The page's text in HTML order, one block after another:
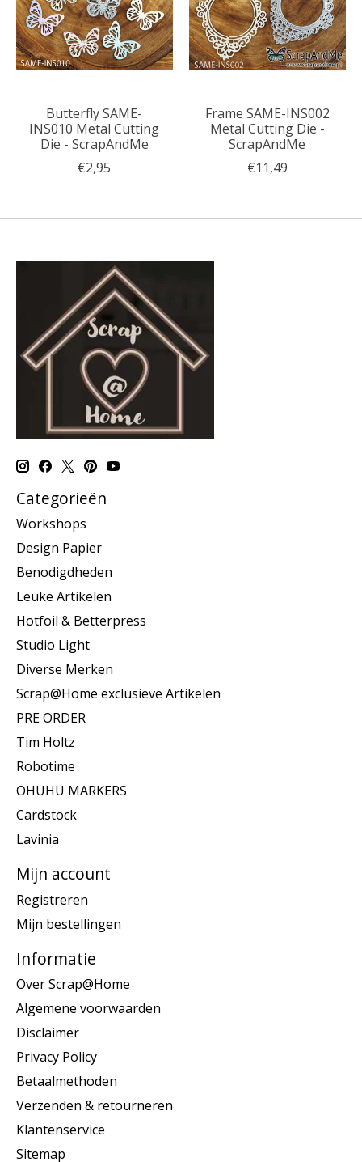
Butterfly SAME-
INS010 Metal Cutting
Die - ScrapAndMe
€2,95
Frame SAME-INS002
Metal Cutting Die -
ScrapAndMe
€11,49
Categorieën
Workshops
Design Papier
Benodigdheden
Leuke Artikelen
Hotfoil & Betterpress
Studio Light
Diverse Merken
Scrap@Home exclusieve Artikelen
PRE ORDER
Tim Holtz
Robotime
OHUHU MARKERS
Cardstock
Lavinia
Mijn account
Registreren
Mijn bestellingen
Informatie
Over Scrap@Home
Algemene voorwaarden
Disclaimer
Privacy Policy
Betaalmethoden
Verzenden & retourneren
Klantenservice
Sitemap